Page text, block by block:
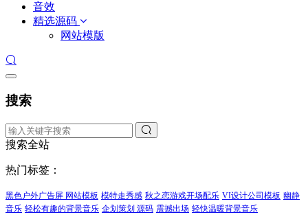
音效
精选源码
网站模版
搜索
搜索全站
热门标签：
黑色户外广告屏 网站模板 模特走秀感 秋之恋游戏开场配乐 VI设计公司模板 幽静
音乐 轻松有趣的背景音乐 企划策划 源码 震撼出场 轻快温暖背景音乐